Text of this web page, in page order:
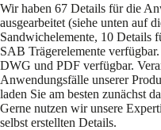
Wir haben 67 Details für die
ausgearbeitet (siehe unten auf
Sandwichelemente, 10 Details
SAB Trägerelemente
DWG und PDF verfügbar.
Anwendungsfälle unserer
laden Sie am besten zunächst
Gerne nutzen wir unsere
selbst erstellten Details.